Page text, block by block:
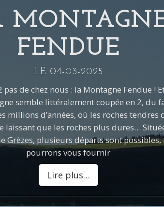
FENDUE
LE 04-03-2025
de chez nous : la Montagne Fendue !
semble littéralement coupée en 2, du
millions d’années, où les roches tendres
laissant que les roches plus dures…
Grèzes, plusieurs départs sont possibles,
pourrons vous fournir
Lire plus…